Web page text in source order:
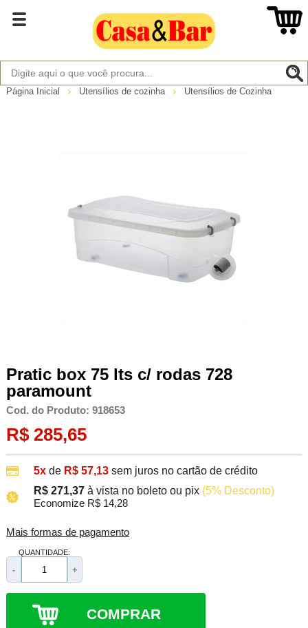
Página Inicial Utensílios de cozinha Utensílios de Cozinha
Pratic box 75 lts c/ rodas 728
paramount
Cod. do Produto: 918653
R$ 285,65
5xde R$ 57,13 sem juros no cartão de crédito
R$ 271,37 à vista no boleto ou pix (5% Desconto)
Economize R$ 14,28
Mais formas de pagamento
QUANTIDADE:
- +
COMPRAR